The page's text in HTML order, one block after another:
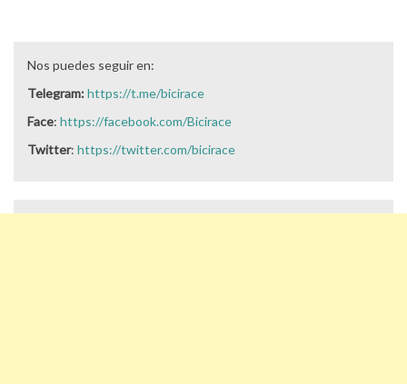
Nos puedes seguir en:
Telegram:https://t.me/bicirace
Face: https://facebook.com/Bicirace
Twitter: https://twitter.com/bicirace